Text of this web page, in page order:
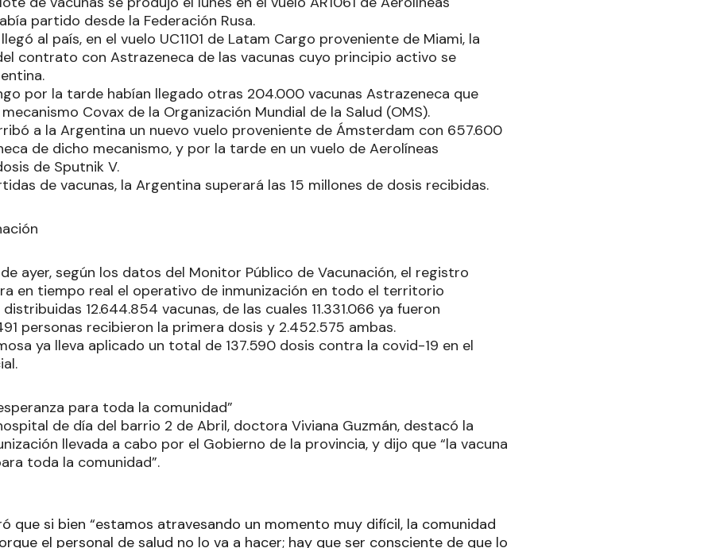
partido desde la Federación Rusa.
al país, en el vuelo UC1101 de Latam Cargo proveniente de Miami, la
contrato con Astrazeneca de las vacunas cuyo principio activo se
por la tarde habían llegado otras 204.000 vacunas Astrazeneca que
Covax de la Organización Mundial de la Salud (OMS).
a la Argentina un nuevo vuelo proveniente de Ámsterdam con 657.600
de dicho mecanismo, y por la tarde en un vuelo de Aerolíneas
de Sputnik V.
de vacunas, la Argentina superará las 15 millones de dosis recibidas.
ayer, según los datos del Monitor Público de Vacunación, el registro
en tiempo real el operativo de inmunización en todo el territorio
12.644.854 vacunas, de las cuales 11.331.066 ya fueron
personas recibieron la primera dosis y 2.452.575 ambas.
ya lleva aplicado un total de 137.590 dosis contra la covid-19 en el
para toda la comunidad”
de día del barrio 2 de Abril, doctora Viviana Guzmán, destacó la
llevada a cabo por el Gobierno de la provincia, y dijo que “la vacuna
toda la comunidad”.
que si bien “estamos atravesando un momento muy difícil, la comunidad
el personal de salud no lo va a hacer; hay que ser consciente de que lo